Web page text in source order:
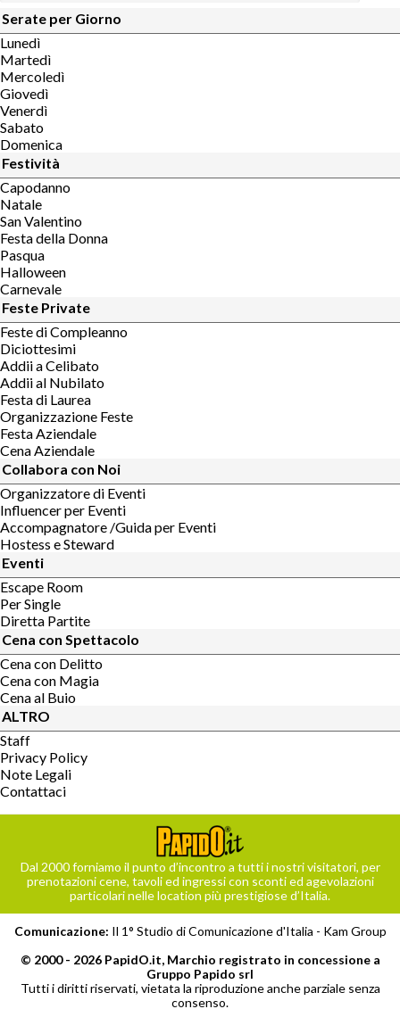
Serate per Giorno
Lunedì
Martedì
Mercoledì
Giovedì
Venerdì
Sabato
Domenica
Festività
Capodanno
Natale
San Valentino
Festa della Donna
Pasqua
Halloween
Carnevale
Feste Private
Feste di Compleanno
Diciottesimi
Addii a Celibato
Addii al Nubilato
Festa di Laurea
Organizzazione Feste
Festa Aziendale
Cena Aziendale
Collabora con Noi
Organizzatore di Eventi
Influencer per Eventi
Accompagnatore /Guida per Eventi
Hostess e Steward
Eventi
Escape Room
Per Single
Diretta Partite
Cena con Spettacolo
Cena con Delitto
Cena con Magia
Cena al Buio
ALTRO
Staff
Privacy Policy
Note Legali
Contattaci
Dal 2000 forniamo il punto d’incontro a tutti i nostri visitatori, per
prenotazioni cene, tavoli ed ingressi con sconti ed agevolazioni
particolari nelle location più prestigiose d’Italia.
Comunicazione: Il 1° Studio di Comunicazione d'Italia - Kam Group
© 2000 - 2026 PapidO.it, Marchio registrato in concessione a
Gruppo Papido srl
Tutti i diritti riservati, vietata la riproduzione anche parziale senza
consenso.